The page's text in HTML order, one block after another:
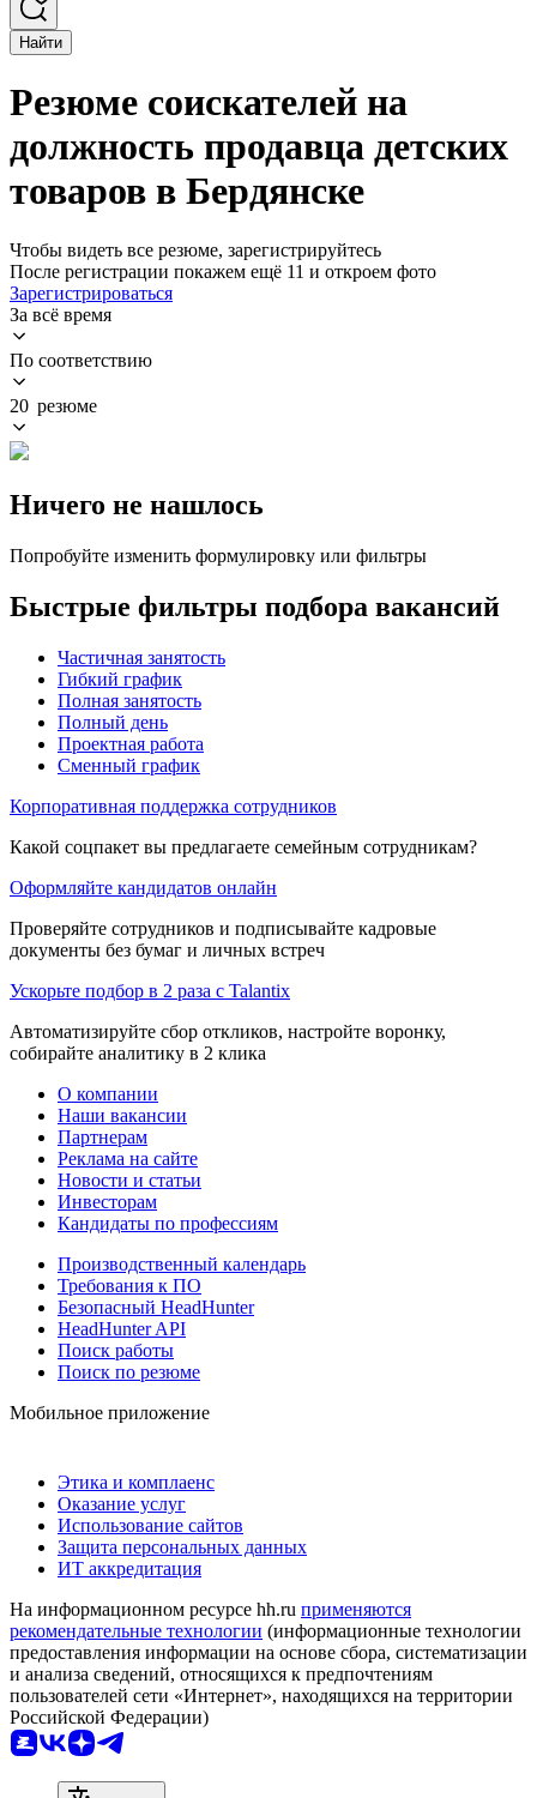
Найти
Резюме соискателей на
должность продавца детских
товаров в Бердянске
Чтобы видеть все резюме, зарегистрируйтесь
После регистрации покажем ещё 11 и откроем фото
Зарегистрироваться
За всё время
По соответствию
20 резюме
Ничего не нашлось
Попробуйте изменить формулировку или фильтры
Быстрые фильтры подбора вакансий
Частичная занятость
Гибкий график
Полная занятость
Полный день
Проектная работа
Сменный график
Корпоративная поддержка сотрудников
Какой соцпакет вы предлагаете семейным сотрудникам?
Оформляйте кандидатов онлайн
Проверяйте сотрудников и подписывайте кадровые
документы без бумаг и личных встреч
Ускорьте подбор в 2 раза с Talantix
Автоматизируйте сбор откликов, настройте воронку,
собирайте аналитику в 2 клика
О компании
Наши вакансии
Партнерам
Реклама на сайте
Новости и статьи
Инвесторам
Кандидаты по профессиям
Производственный календарь
Требования к ПО
Безопасный HeadHunter
HeadHunter API
Поиск работы
Поиск по резюме
Мобильное приложение
Этика и комплаенс
Оказание услуг
Использование сайтов
Защита персональных данных
ИТ аккредитация
На информационном ресурсе hh.ru применяются
рекомендательные технологии (информационные технологии
предоставления информации на основе сбора, систематизации
и анализа сведений, относящихся к предпочтениям
пользователей сети «Интернет», находящихся на территории
Российской Федерации)